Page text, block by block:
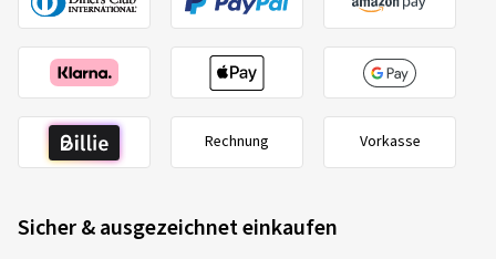
Rechnung Vorkasse
Sicher & ausgezeichnet einkaufen